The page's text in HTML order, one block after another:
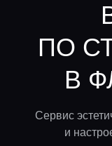
ПО
В
Сервис
и